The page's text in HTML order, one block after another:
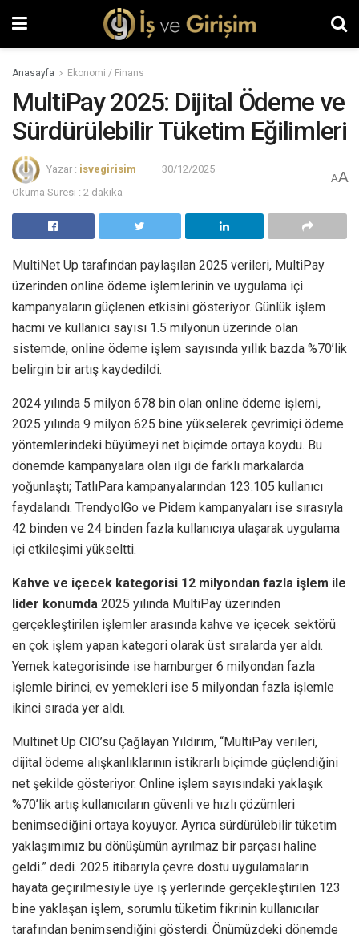
Anasayfa Ekonomi / Finans
MultiPay 2025: Dijital Ödeme ve
Sürdürülebilir Tüketim Eğilimleri
Yazar : isvegirisim
30/12/2025
Okuma Süresi : 2 dakika
AA
MultiNet Up tarafından paylaşılan 2025 verileri, MultiPay
üzerinden online ödeme işlemlerinin ve uygulama içi
kampanyaların güçlenen etkisini gösteriyor. Günlük işlem
hacmi ve kullanıcı sayısı 1.5 milyonun üzerinde olan
sistemde, online ödeme işlem sayısında yıllık bazda %70’lik
belirgin bir artış kaydedildi.
2024 yılında 5 milyon 678 bin olan online ödeme işlemi,
2025 yılında 9 milyon 625 bine yükselerek çevrimiçi ödeme
yöntemlerindeki büyümeyi net biçimde ortaya koydu. Bu
dönemde kampanyalara olan ilgi de farklı markalarda
yoğunlaştı; TatlıPara kampanyalarından 123.105 kullanıcı
faydalandı. TrendyolGo ve Pidem kampanyaları ise sırasıyla
42 binden ve 24 binden fazla kullanıcıya ulaşarak uygulama
içi etkileşimi yükseltti.
Kahve ve içecek kategorisi 12 milyondan fazla işlem ile
lider konumda 2025 yılında MultiPay üzerinden
gerçekleştirilen işlemler arasında kahve ve içecek sektörü
en çok işlem yapan kategori olarak üst sıralarda yer aldı.
Yemek kategorisinde ise hamburger 6 milyondan fazla
işlemle birinci, ev yemekleri ise 5 milyondan fazla işlemle
ikinci sırada yer aldı.
Multinet Up CIO’su Çağlayan Yıldırım, “MultiPay verileri,
dijital ödeme alışkanlıklarının istikrarlı biçimde güçlendiğini
net şekilde gösteriyor. Online işlem sayısındaki yaklaşık
%70’lik artış kullanıcıların güvenli ve hızlı çözümleri
benimsediğini ortaya koyuyor. Ayrıca sürdürülebilir tüketim
yaklaşımımız bu dönüşümün ayrılmaz bir parçası haline
geldi.” dedi. 2025 itibarıyla çevre dostu uygulamaların
hayata geçirilmesiyle üye iş yerlerinde gerçekleştirilen 123
bine yaklaşan işlem, sorumlu tüketim fikrinin kullanıcılar
tarafından benimsendiğini gösterdi. Önümüzdeki dönemde